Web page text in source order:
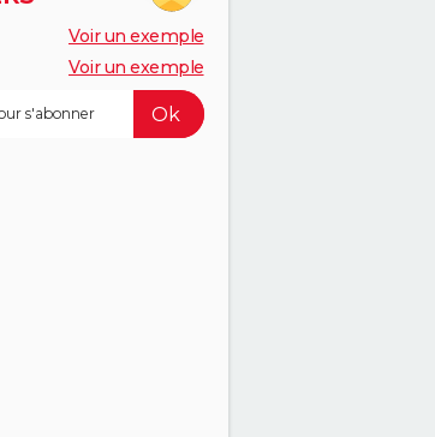
Voir un exemple
Voir un exemple